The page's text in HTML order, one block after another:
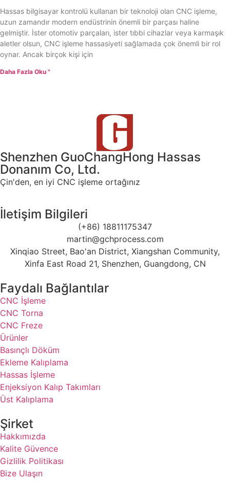
Hassas bilgisayar kontrolü kullanan bir teknoloji olan CNC işleme,
uzun zamandır modern endüstrinin önemli bir parçası haline
gelmiştir. İster otomotiv parçaları, ister tıbbi cihazlar veya karmaşık
aletler olsun, CNC işleme hassasiyeti sağlamada çok önemli bir rol
oynar. Ancak birçok kişi için
Daha Fazla Oku "
Shenzhen GuoChangHong Hassas
Donanım Co, Ltd.
Çin'den, en iyi CNC işleme ortağınız
İletişim Bilgileri
(+86) 18811175347
martin@gchprocess.com
Xinqiao Street, Bao'an District, Xiangshan Community,
Xinfa East Road 21, Shenzhen, Guangdong, CN
Faydalı Bağlantılar
CNC İşleme
CNC Torna
CNC Freze
Ürünler
Basınçlı Döküm
Ekleme Kalıplama
Hassas İşleme
Enjeksiyon Kalıp Takımları
Üst Kalıplama
Şirket
Hakkımızda
Kalite Güvence
Gizlilik Politikası
Bize Ulaşın